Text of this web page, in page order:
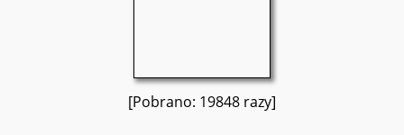
[Pobrano: 19848 razy]